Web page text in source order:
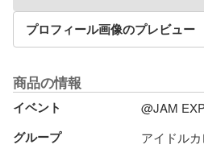
プロフィール画像のプレビュー
商品の情報
イベント @JAM
グループ アイドル